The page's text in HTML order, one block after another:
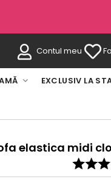
Contul meu
EXCLUSIV LA
elastica midi